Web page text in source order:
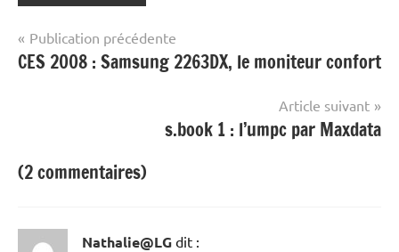
Navigation
de
Publication précédente
CES 2008 : Samsung 2263DX, le moniteur confort
Article suivant
s.book 1 : l’umpc par Maxdata
(2 commentaires)
Nathalie@LG dit :